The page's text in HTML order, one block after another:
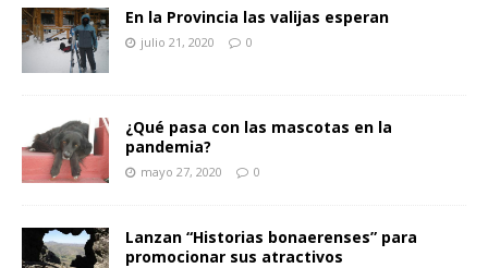
En la Provincia las valijas esperan
julio 21, 2020 0
¿Qué pasa con las mascotas en la
pandemia?
mayo 27, 2020 0
Lanzan “Historias bonaerenses” para
promocionar sus atractivos